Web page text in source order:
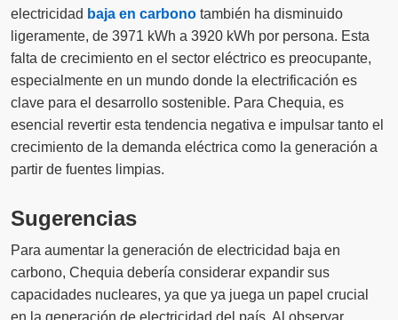
electricidad baja en carbono también ha disminuido
ligeramente, de 3971 kWh a 3920 kWh por persona. Esta
falta de crecimiento en el sector eléctrico es preocupante,
especialmente en un mundo donde la electrificación es
clave para el desarrollo sostenible. Para Chequia, es
esencial revertir esta tendencia negativa e impulsar tanto el
crecimiento de la demanda eléctrica como la generación a
partir de fuentes limpias.
Sugerencias
Para aumentar la generación de electricidad baja en
carbono, Chequia debería considerar expandir sus
capacidades nucleares, ya que ya juega un papel crucial